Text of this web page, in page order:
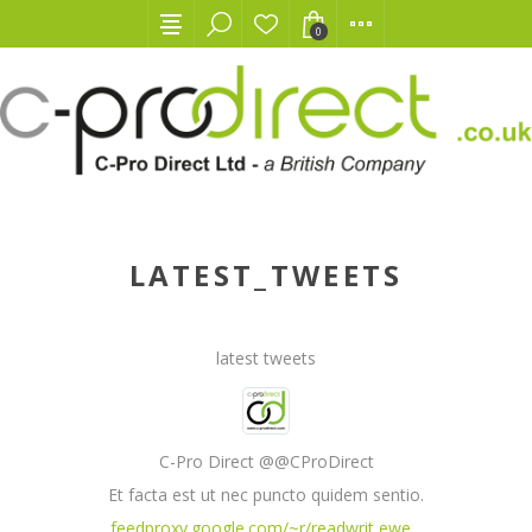
0
LATEST_TWEETS
latest tweets
C-Pro Direct @@CProDirect
Et facta est ut nec puncto quidem sentio.